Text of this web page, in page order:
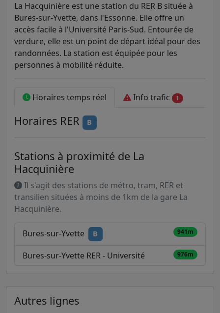
La Hacquinière est une station du RER B située à
Bures-sur-Yvette, dans l'Essonne. Elle offre un
accès facile à l'Université Paris-Sud. Entourée de
verdure, elle est un point de départ idéal pour des
randonnées. La station est équipée pour les
personnes à mobilité réduite.
Horaires temps réel Info trafic 1
Horaires RER B
Stations à proximité de La
Hacquinière
Il s'agit des stations de métro, tram, RER et
transilien situées à moins de 1km de la gare La
Hacquinière.
Bures-sur-Yvette B 941m
Bures-sur-Yvette RER - Université 976m
Autres lignes